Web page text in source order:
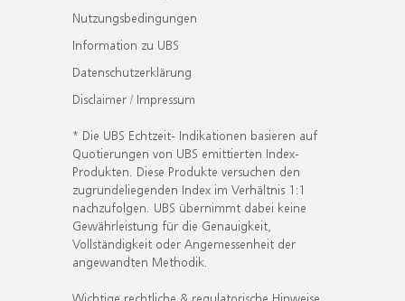
Nutzungsbedingungen
Information zu UBS
Datenschutzerklärung
Disclaimer / Impressum
* Die UBS Echtzeit- Indikationen basieren auf
Quotierungen von UBS emittierten Index-
Produkten. Diese Produkte versuchen den
zugrundeliegenden Index im Verhältnis 1:1
nachzufolgen. UBS übernimmt dabei keine
Gewährleistung für die Genauigkeit,
Vollständigkeit oder Angemessenheit der
angewandten Methodik.